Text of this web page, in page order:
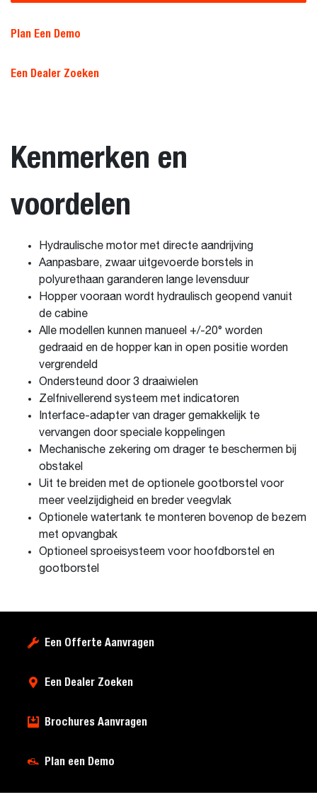
Plan Een Demo
Een Dealer Zoeken
Kenmerken en
voordelen
Hydraulische motor met directe aandrijving
Aanpasbare, zwaar uitgevoerde borstels in
polyurethaan garanderen lange levensduur
Hopper vooraan wordt hydraulisch geopend vanuit
de cabine
Alle modellen kunnen manueel +/-20° worden
gedraaid en de hopper kan in open positie worden
vergrendeld
Ondersteund door 3 draaiwielen
Zelfnivellerend systeem met indicatoren
Interface-adapter van drager gemakkelijk te
vervangen door speciale koppelingen
Mechanische zekering om drager te beschermen bij
obstakel
Uit te breiden met de optionele gootborstel voor
meer veelzijdigheid en breder veegvlak
Optionele watertank te monteren bovenop de bezem
met opvangbak
Optioneel sproeisysteem voor hoofdborstel en
gootborstel
Een Offerte Aanvragen
Een Dealer Zoeken
Brochures Aanvragen
Plan een Demo